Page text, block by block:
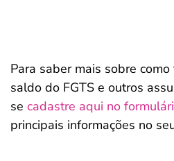
Para saber mais sobre
saldo do FGTS e outros
se cadastre aqui no
principais informações no